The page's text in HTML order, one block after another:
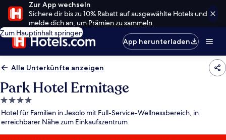
Zur App wechseln
Sichere dir bis zu 10% Rabatt auf ausgewählte Hotels und
melde dich an, um Prämien zu sammeln.
Zum Hauptinhalt springen
App herunterladen
Alle Unterkünfte anzeigen
Park Hotel Ermitage
4.0-
Sterne-
Unterkunft
Hotel für Familien in Jesolo mit Full-Service-Wellnessbereich, in
erreichbarer Nähe zum Einkaufszentrum